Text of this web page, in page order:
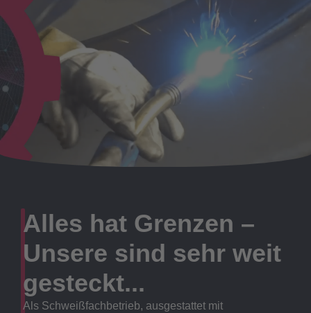
Alles hat Grenzen –
Unsere sind sehr weit
gesteckt...
Als Schweißfachbetrieb, ausgestattet mit